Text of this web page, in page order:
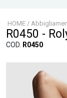
HOME /
R0450 -
COD. R0450